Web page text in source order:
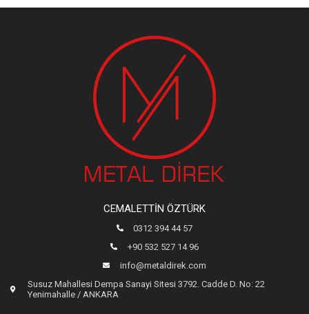
CEMALETTIN ÖZTÜRK
0312 394 44 57
+90 532 527 14 96
info@metaldirek.com
Susuz Mahallesi Dempa Sanayi Sitesi 3792. Cadde D. No: 22
Yenimahalle / ANKARA